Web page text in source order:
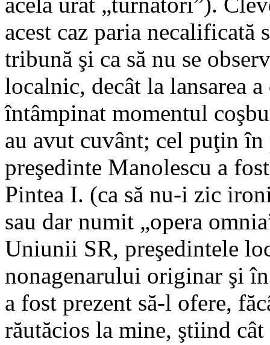
acest caz paria necalificată
tribună şi ca să nu se
localnic, decât la lansarea
întâmpinat momentul
au avut cuvânt; cel puţin
preşedinte Manolescu a
Pintea I. (ca să nu-i zic
sau dar numit „opera
Uniunii SR, preşedintele
nonagenarului originar şi
a fost prezent să-l ofere,
răutăcios la mine, ştiind cât